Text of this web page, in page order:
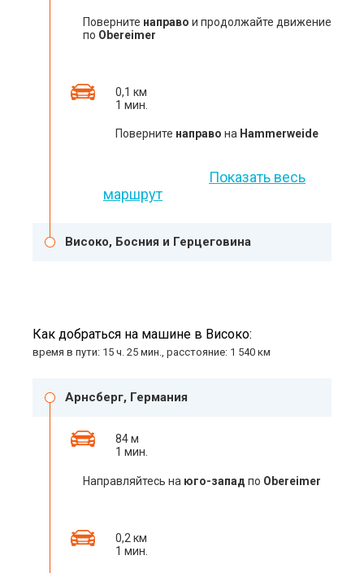
Поверните направо и продолжайте движение
по Obereimer
0,1 км
1 мин.
Поверните направо на Hammerweide
Показать весь
маршрут
Високо, Босния и Герцеговина
Как добраться на машине в Високо:
время в пути: 15 ч. 25 мин., расстояние: 1 540 км
Арнсберг, Германия
84 м
1 мин.
Направляйтесь на юго-запад по Obereimer
0,2 км
1 мин.